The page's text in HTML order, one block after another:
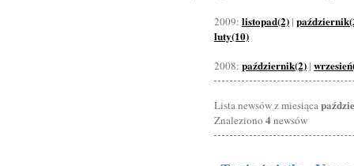
2009: listopad(2) |
luty(10)
2008: październik(2) |
Lista newsów z miesiąca
Znaleziono 4newsów